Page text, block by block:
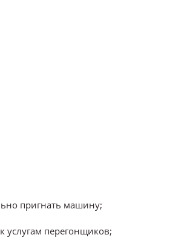
пригнать машину;
услугам перегонщиков;